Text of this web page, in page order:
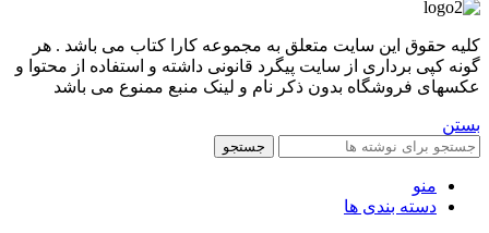
کليه حقوق اين سايت متعلق به مجموعه کارا کتاب می باشد . هر
گونه کپی برداری از سایت پیگرد قانونی داشته و استفاده از محتوا و
عکسهای فروشگاه بدون ذکر نام و لینک منبع ممنوع می باشد
بستن
جستجو
منو
دسته بندی ها